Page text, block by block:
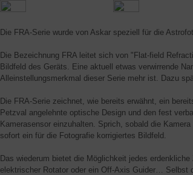
Die FRA-Serie wurde von Askar speziell für die
Die Bezeichnung FRA leitet sich von "Flat-field
Bildfeld des Geräts. Eine aktuell etwas verwirrende
Alleinstellungsmerkmal dieser Serie mehr ist. Dazu
Die FRA-Serie zeichnet, wie bereits erwähnt, ein
Petzval angelehnte optische Design und den fest
Kamerasensor einzuhalten. Sprich, sobald die
sofort ein für die Fotografie korrigiertes Bildfeld.
Das wiederum bietet die Möglichkeit jedes
elektrischer Rotator oder ein Off-Axis Guider… Selbst